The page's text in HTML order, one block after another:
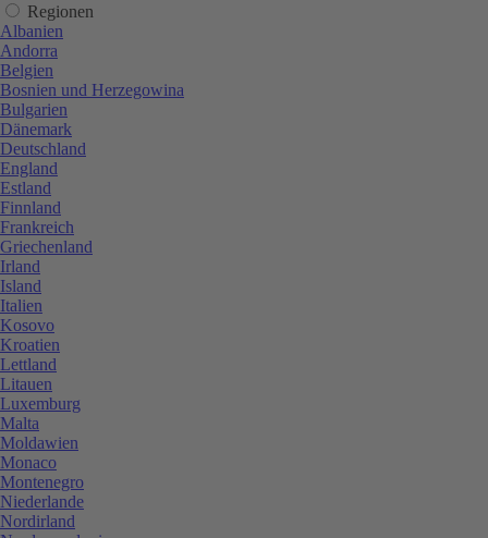
Regionen
Albanien
Andorra
Belgien
Bosnien und Herzegowina
Bulgarien
Dänemark
Deutschland
England
Estland
Finnland
Frankreich
Griechenland
Irland
Island
Italien
Kosovo
Kroatien
Lettland
Litauen
Luxemburg
Malta
Moldawien
Monaco
Montenegro
Niederlande
Nordirland